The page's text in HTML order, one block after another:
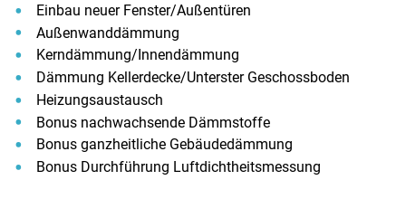
Einbau neuer Fenster/Außentüren
Außenwanddämmung
Kerndämmung/Innendämmung
Dämmung Kellerdecke/Unterster Geschossboden
Heizungsaustausch
Bonus nachwachsende Dämmstoffe
Bonus ganzheitliche Gebäudedämmung
Bonus Durchführung Luftdichtheitsmessung